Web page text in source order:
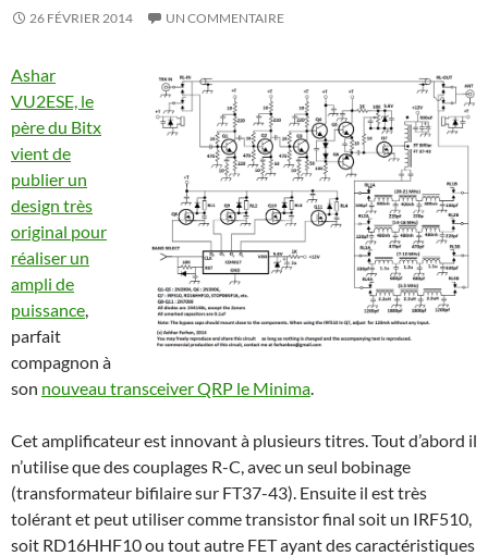
26 FÉVRIER 2014 UN COMMENTAIRE
Ashar
VU2ESE, le
père du Bitx
vient de
publier un
design très
original pour
réaliser un
ampli de
puissance,
parfait
compagnon à
son nouveau transceiver QRP le Minima.
Cet amplificateur est innovant à plusieurs titres. Tout d’abord il
n’utilise que des couplages R-C, avec un seul bobinage
(transformateur bifilaire sur FT37-43). Ensuite il est très
tolérant et peut utiliser comme transistor final soit un IRF510,
soit RD16HHF10 ou tout autre FET ayant des caractéristiques